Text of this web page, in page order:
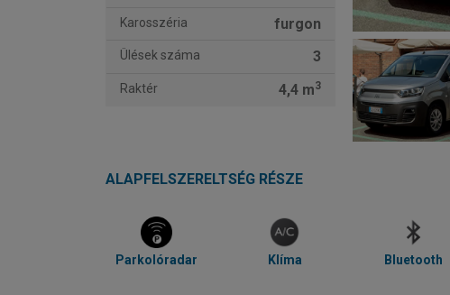
Karosszéria furgon
Ülések száma 3
Raktér 4,4 m3
ALAPFELSZERELTSÉG RÉSZE
Parkolóradar Klíma Bluetooth